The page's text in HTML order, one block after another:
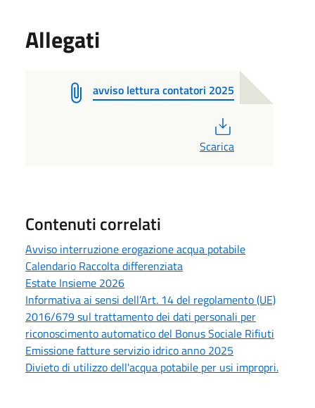
Allegati
avviso lettura contatori 2025
Scarica
Contenuti correlati
Avviso interruzione erogazione acqua potabile
Calendario Raccolta differenziata
Estate Insieme 2026
Informativa ai sensi dell’Art. 14 del regolamento (UE)
2016/679 sul trattamento dei dati personali per
riconoscimento automatico del Bonus Sociale Rifiuti
Emissione fatture servizio idrico anno 2025
Divieto di utilizzo dell'acqua potabile per usi impropri.